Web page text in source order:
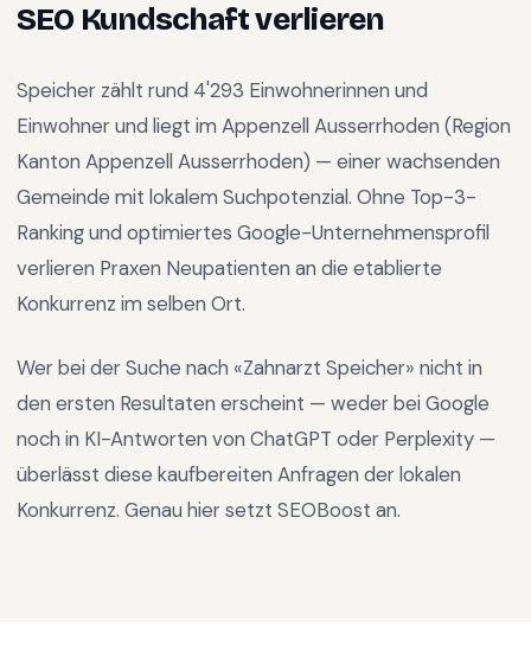
SEO Kundschaft verlieren
Speicher zählt rund 4'293 Einwohnerinnen und
Einwohner und liegt im Appenzell Ausserrhoden (Region
Kanton Appenzell Ausserrhoden) — einer wachsenden
Gemeinde mit lokalem Suchpotenzial. Ohne Top-3-
Ranking und optimiertes Google-Unternehmensprofil
verlieren Praxen Neupatienten an die etablierte
Konkurrenz im selben Ort.
Wer bei der Suche nach «Zahnarzt Speicher» nicht in
den ersten Resultaten erscheint — weder bei Google
noch in KI-Antworten von ChatGPT oder Perplexity —
überlässt diese kaufbereiten Anfragen der lokalen
Konkurrenz. Genau hier setzt SEOBoost an.